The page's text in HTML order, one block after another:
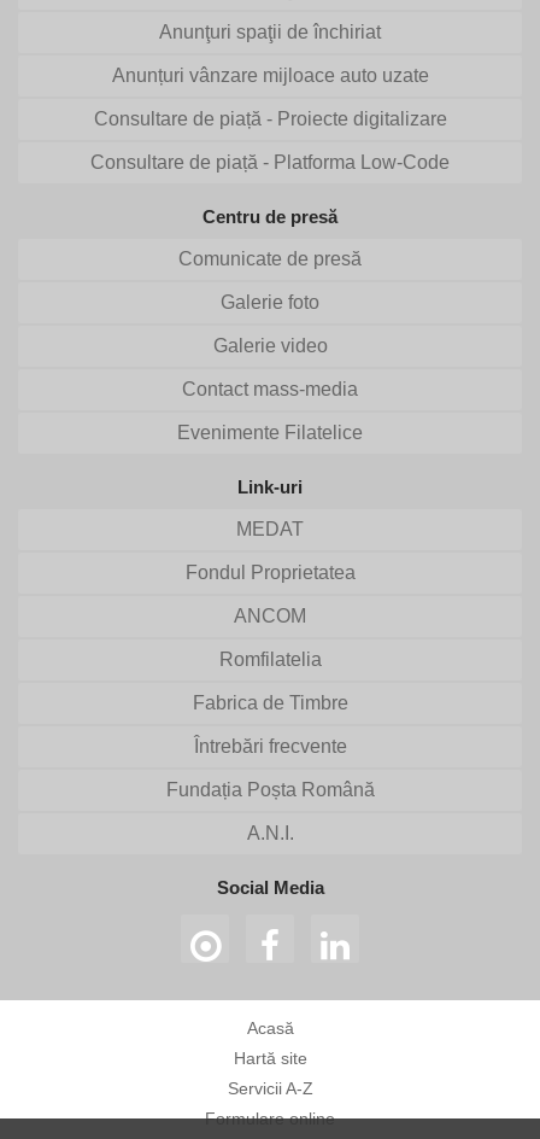
Anunţuri spaţii de închiriat
Anunțuri vânzare mijloace auto uzate
Consultare de piață - Proiecte digitalizare
Consultare de piață - Platforma Low-Code
Centru de presă
Comunicate de presă
Galerie foto
Galerie video
Contact mass-media
Evenimente Filatelice
Link-uri
MEDAT
Fondul Proprietatea
ANCOM
Romfilatelia
Fabrica de Timbre
Întrebări frecvente
Fundația Poșta Română
A.N.I.
Social Media
Acasă
Hartă site
Servicii A-Z
Formulare online